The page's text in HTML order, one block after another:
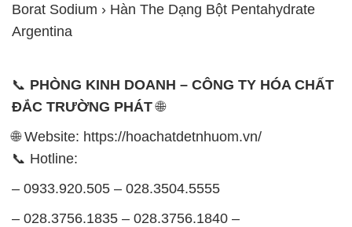
Borat Sodium › Hàn The Dạng Bột Pentahydrate
Argentina
📞 PHÒNG KINH DOANH – CÔNG TY HÓA CHẤT
ĐẮC TRƯỜNG PHÁT🌐
🌐 Website: https://hoachatdetnhuom.vn/
📞 Hotline:
– 0933.920.505 – 028.3504.5555
– 028.3756.1835 – 028.3756.1840 –